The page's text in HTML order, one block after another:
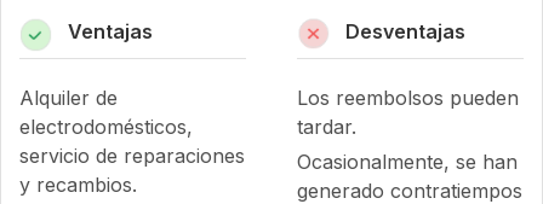
Ventajas
Alquiler de
electrodomésticos,
servicio de reparaciones
y recambios.
Desventajas
Los reembolsos pueden
tardar.
Ocasionalmente, se han
generado contratiempos